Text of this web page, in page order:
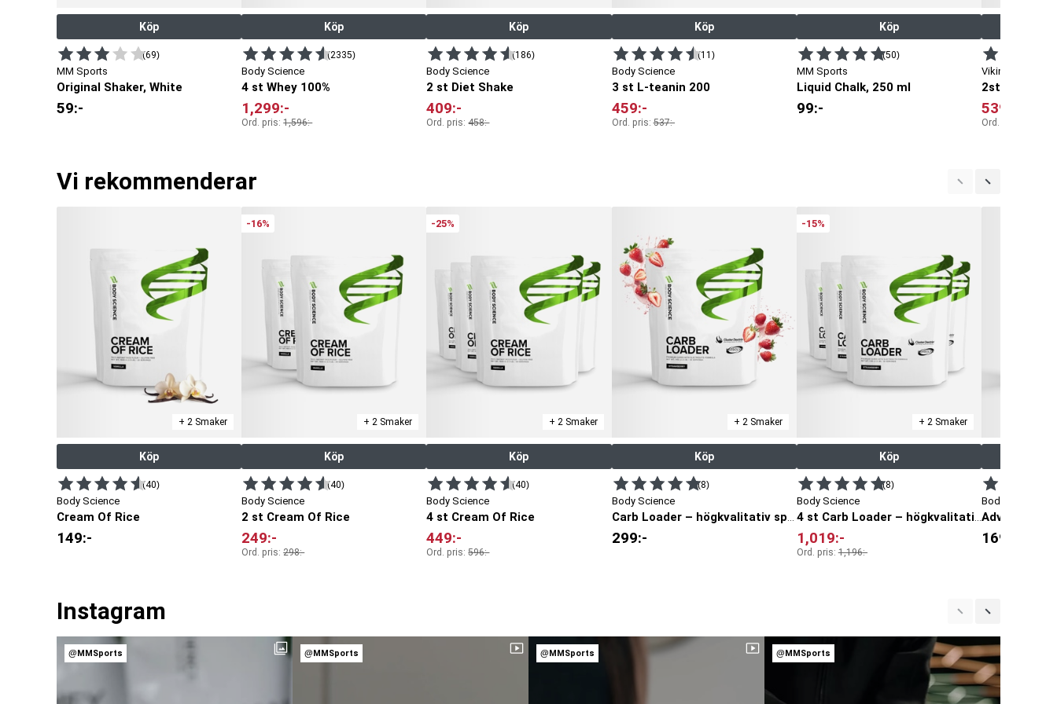
Köp
(69)
MM Sports
Original Shaker, White
59:-
Köp
(2335)
Body Science
4 st Whey 100%
1,299:-
Ord. pris:1,596:-
Köp
(186)
Body Science
2 st Diet Shake
409:-
Ord. pris:458:-
Köp
(11)
Body Science
3 st L-teanin 200
459:-
Ord. pris:537:-
Köp
(50)
MM Sports
Liquid Chalk, 250 ml
99:-
Viking Power
539
Ord. pris:
Vi rekommenderar
+ 2 Smaker
Köp
(40)
Body Science
Cream Of Rice
149:-
-16%
+ 2 Smaker
Köp
(40)
Body Science
2 st Cream Of Rice
249:-
Ord. pris:298:-
-25%
+ 2 Smaker
Köp
(40)
Body Science
4 st Cream Of Rice
449:-
Ord. pris:596:-
+ 2 Smaker
Köp
(8)
Body Science
Carb Loader – högkvalitativ sportdryck
299:-
-15%
+ 2 Smaker
Köp
(8)
Body Science
4 st Carb Loader – högkvalitativ sportdryck
1,019:-
Ord. pris:1,196:-
Body Science
169
Instagram
@MMSports @MMSports @MMSports @MMSports